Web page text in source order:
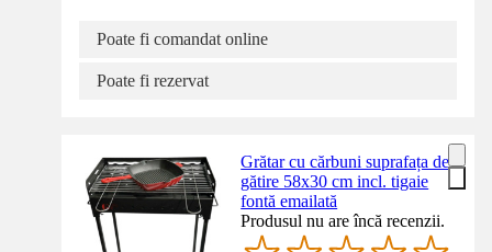
Poate fi comandat online
Poate fi rezervat
Grătar cu cărbuni suprafața de
gătire 58x30 cm incl. tigaie
fontă emailată
Produsul nu are încă recenzii.